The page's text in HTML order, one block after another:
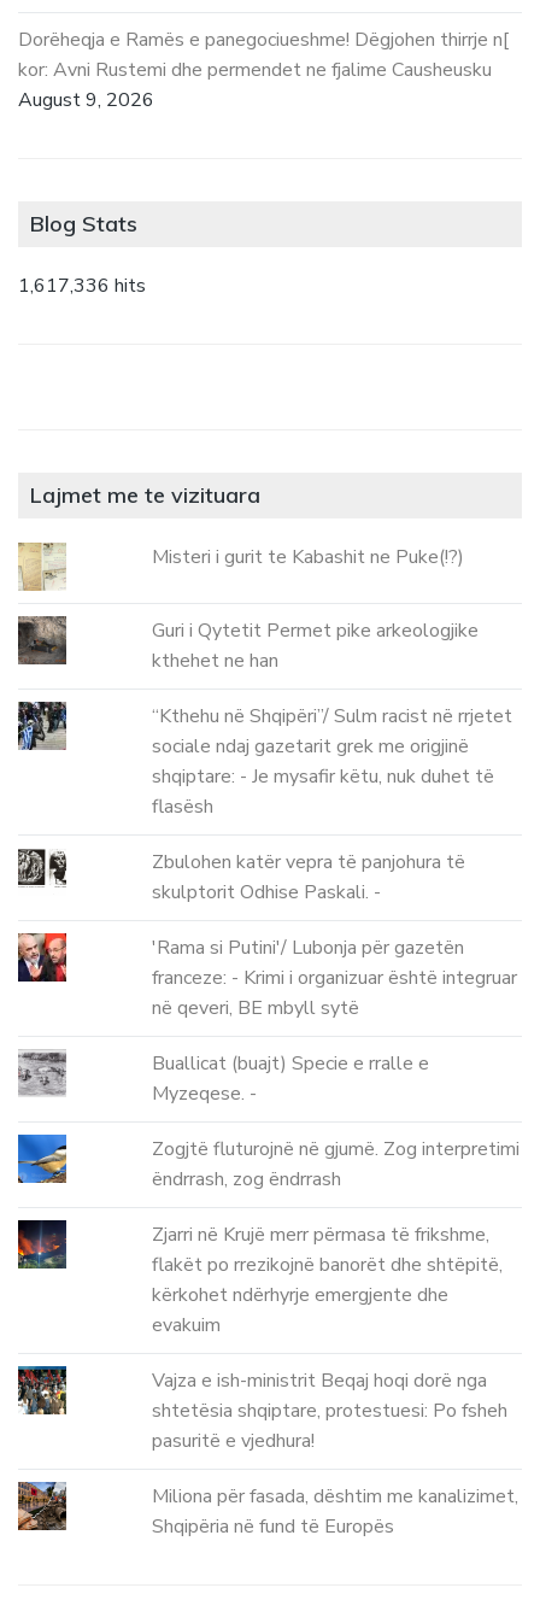
Dorëheqja e Ramës e panegociueshme! Dëgjohen thirrje n[
kor: Avni Rustemi dhe permendet ne fjalime Causheusku
August 9, 2026
Blog Stats
1,617,336 hits
Lajmet me te vizituara
Misteri i gurit te Kabashit ne Puke(!?)
Guri i Qytetit Permet pike arkeologjike
kthehet ne han
“Kthehu në Shqipëri”/ Sulm racist në rrjetet
sociale ndaj gazetarit grek me origjinë
shqiptare: - Je mysafir këtu, nuk duhet të
flasësh
Zbulohen katër vepra të panjohura të
skulptorit Odhise Paskali. -
'Rama si Putini'/ Lubonja për gazetën
franceze: - Krimi i organizuar është integruar
në qeveri, BE mbyll sytë
Buallicat (buajt) Specie e rralle e
Myzeqese. -
Zogjtë fluturojnë në gjumë. Zog interpretimi
ëndrrash, zog ëndrrash
Zjarri në Krujë merr përmasa të frikshme,
flakët po rrezikojnë banorët dhe shtëpitë,
kërkohet ndërhyrje emergjente dhe
evakuim
Vajza e ish-ministrit Beqaj hoqi dorë nga
shtetësia shqiptare, protestuesi: Po fsheh
pasuritë e vjedhura!
Miliona për fasada, dështim me kanalizimet,
Shqipëria në fund të Europës